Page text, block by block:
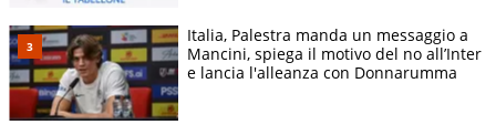
Italia, Palestra manda un messaggio a
Mancini, spiega il motivo del no all’Inter
e lancia l'alleanza con Donnarumma